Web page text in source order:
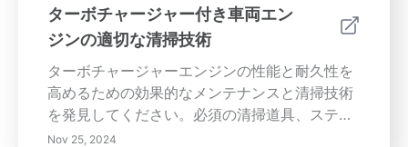
ーネントへの投資が燃費の改善と車両の再販価
値の向上につながる方法を発見してください。
パフォーマンスと快適さにおいて質の高いサス
ペンションのアップグレードが果たす重要な役
割を理解し、今日あなたの運転体験を変革しま
しょう。
ターボチャージャー付き車両エン
ジンの適切な清掃技術
ターボチャージャーエンジンの性能と耐久性を
高めるための効果的なメンテナンスと清掃技術
を発見してください。必須の清掃道具、ステッ
プバイステップのプロセス、一般的な間違いを
Nov 25, 2024